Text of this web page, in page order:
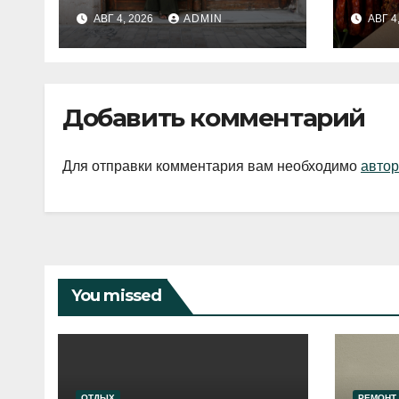
fashion-тренды
2026 года
АВГ 4, 2026 ADMIN АВГ
Добавить комментарий
Для отправки комментария вам необходимо
You missed